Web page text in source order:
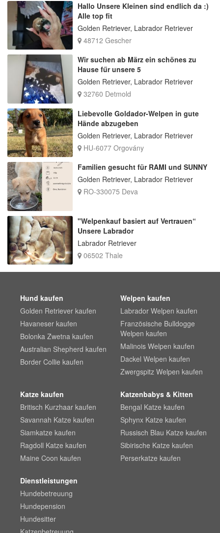
Hallo Unsere Kleinen sind endlich da :)
Alle top fit
Golden Retriever, Labrador Retriever
48712 Gescher
Wir suchen ab März ein schönes zu
Hause fűr unsere 5
Golden Retriever, Labrador Retriever
32760 Detmold
Liebevolle Goldador-Welpen in gute
Hände abzugeben
Golden Retriever, Labrador Retriever
HU-6077 Orgovány
Familien gesucht für RAMI und SUNNY
Golden Retriever, Labrador Retriever
RO-330075 Deva
"Welpenkauf basiert auf Vertrauen“
Unsere Labrador
Labrador Retriever
06502 Thale
Hund kaufen
Golden Retriever kaufen
Havaneser kaufen
Bolonka Zwetna kaufen
Australian Shepherd kaufen
Border Collie kaufen
Welpen kaufen
Labrador Welpen kaufen
Französische Bulldogge
Welpen kaufen
Malinois Welpen kaufen
Dackel Welpen kaufen
Zwergspitz Welpen kaufen
Katze kaufen
Britisch Kurzhaar kaufen
Savannah Katze kaufen
Siamkatze kaufen
Ragdoll Katze kaufen
Maine Coon kaufen
Katzenbabys & Kitten
Bengal Katze kaufen
Sphynx Katze kaufen
Russisch Blau Katze kaufen
Sibirische Katze kaufen
Perserkatze kaufen
Dienstleistungen
Hundebetreuung
Hundepension
Hundesitter